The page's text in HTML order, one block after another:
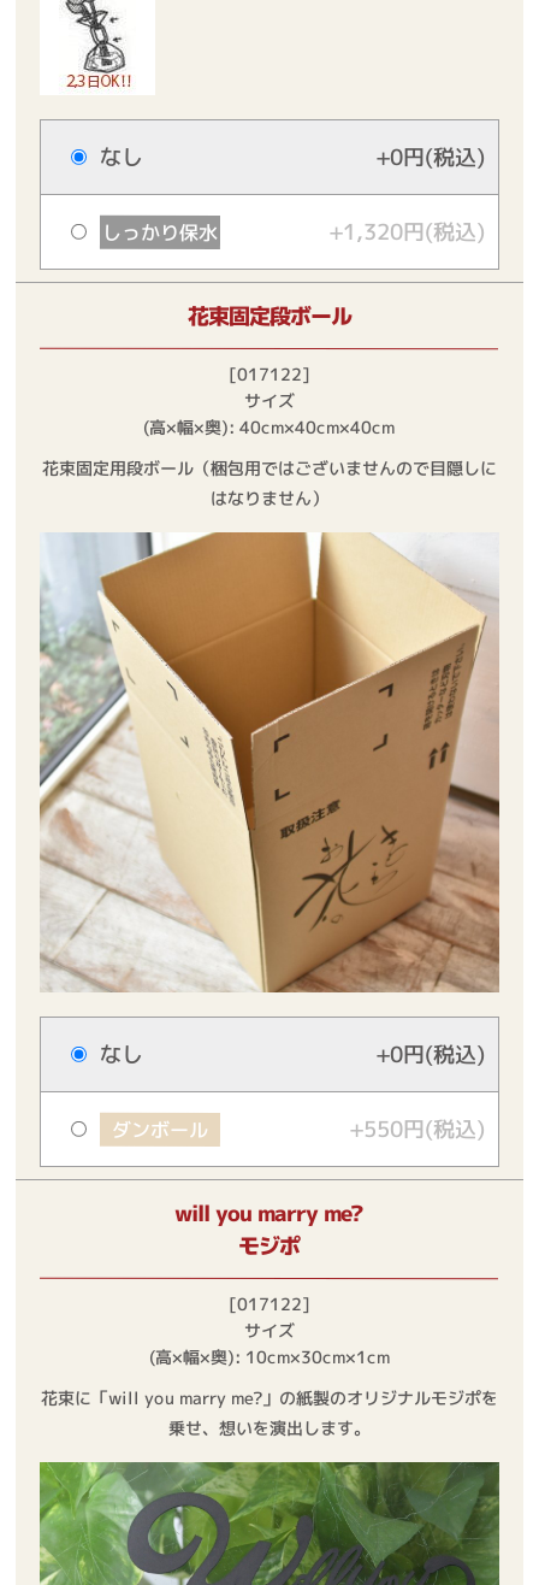
なし +0円(税込)
しっかり保水 +1,320円(税込)
花束固定段ボール
[017122]
サイズ
(高×幅×奥): 40cm×40cm×40cm
花束固定用段ボール（梱包用ではございませんので目隠しに
はなりません）
なし +0円(税込)
ダンボール +550円(税込)
will you marry me?
モジポ
[017122]
サイズ
(高×幅×奥): 10cm×30cm×1cm
花束に「will you marry me?」の紙製のオリジナルモジポを
乗せ、想いを演出します。